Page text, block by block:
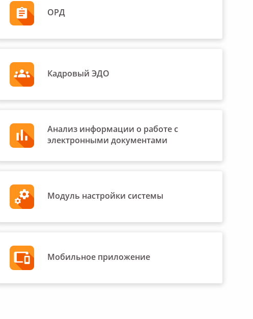
ОРД
Кадровый ЭДО
Анализ информации о работе с
электронными документами
Модуль настройки системы
Мобильное приложение